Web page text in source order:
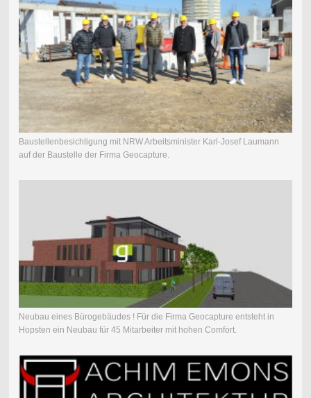
Baustellenbesichtigung mit NRW Arbeitsminister Karl-Josef Laumann
auf der Baustelle der Firma Geocapture.
Neubau eines Bürogebäudes ! Für die Firma Geocapture entsteht in
Hopsten ein Neubau für 45 Mitarbeiter mit hohen Comfort.